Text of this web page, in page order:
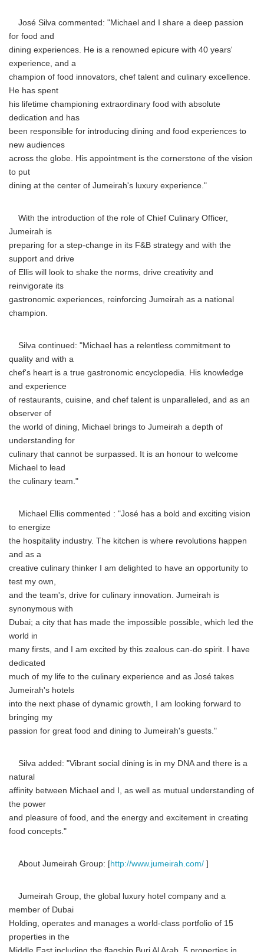
José Silva commented: "Michael and I share a deep passion
for food and
dining experiences. He is a renowned epicure with 40 years'
experience, and a
champion of food innovators, chef talent and culinary excellence.
He has spent
his lifetime championing extraordinary food with absolute
dedication and has
been responsible for introducing dining and food experiences to
new audiences
across the globe. His appointment is the cornerstone of the vision
to put
dining at the center of Jumeirah's luxury experience."
With the introduction of the role of Chief Culinary Officer,
Jumeirah is
preparing for a step-change in its F&B strategy and with the
support and drive
of Ellis will look to shake the norms, drive creativity and
reinvigorate its
gastronomic experiences, reinforcing Jumeirah as a national
champion.
Silva continued: "Michael has a relentless commitment to
quality and with a
chef's heart is a true gastronomic encyclopedia. His knowledge
and experience
of restaurants, cuisine, and chef talent is unparalleled, and as an
observer of
the world of dining, Michael brings to Jumeirah a depth of
understanding for
culinary that cannot be surpassed. It is an honour to welcome
Michael to lead
the culinary team."
Michael Ellis commented : "José has a bold and exciting vision
to energize
the hospitality industry. The kitchen is where revolutions happen
and as a
creative culinary thinker I am delighted to have an opportunity to
test my own,
and the team's, drive for culinary innovation. Jumeirah is
synonymous with
Dubai; a city that has made the impossible possible, which led the
world in
many firsts, and I am excited by this zealous can-do spirit. I have
dedicated
much of my life to the culinary experience and as José takes
Jumeirah's hotels
into the next phase of dynamic growth, I am looking forward to
bringing my
passion for great food and dining to Jumeirah's guests."
Silva added: "Vibrant social dining is in my DNA and there is a
natural
affinity between Michael and I, as well as mutual understanding of
the power
and pleasure of food, and the energy and excitement in creating
food concepts."
About Jumeirah Group: [http://www.jumeirah.com/ ]
Jumeirah Group, the global luxury hotel company and a
member of Dubai
Holding, operates and manages a world-class portfolio of 15
properties in the